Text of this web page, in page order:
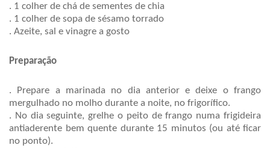
. 1 colher de chá de sementes de chia
. 1 colher de sopa de sésamo torrado
. Azeite, sal e vinagre a gosto
Preparação
. Prepare a marinada no dia anterior e deixe o frango
mergulhado no molho durante a noite, no frigorífico.
. No dia seguinte, grelhe o peito de frango numa frigideira
antiaderente bem quente durante 15 minutos (ou até ficar
no ponto).